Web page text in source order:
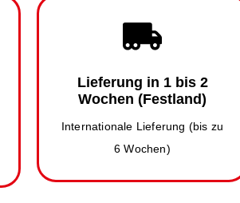
Lieferung in 1 bis 2
Wochen (Festland)
Internationale Lieferung (bis zu
6 Wochen)